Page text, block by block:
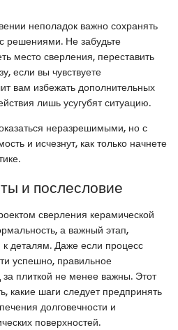
неполадок важно сохранять
решениями. Не забудьте
место сверления, переставить
если вы чувствуете
вам избежать дополнительных
лишь усугубят ситуацию.
неразрешимыми, но с
и исчезнут, как только начнете
и послесловие
сверления керамической
а важный этап,
деталям. Даже если процесс
успешно, правильное
плиткой не менее важны. Этот
какие шаги следует предпринять
долговечности и
поверхностей.